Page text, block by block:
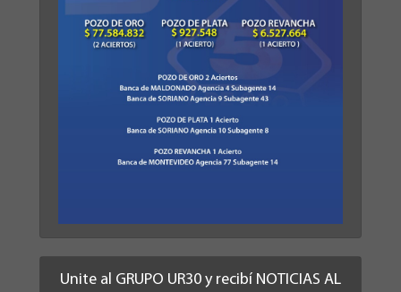
Unite al GRUPO UR30 y recibí NOTICIAS AL